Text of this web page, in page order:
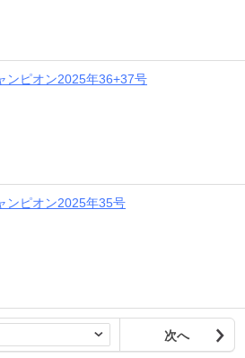
ンピオン2025年36+37号
ンピオン2025年35号
次へ